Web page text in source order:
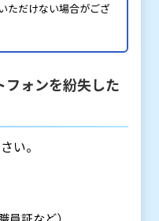
ただけない場合がござ
ォンを紛失した
い。